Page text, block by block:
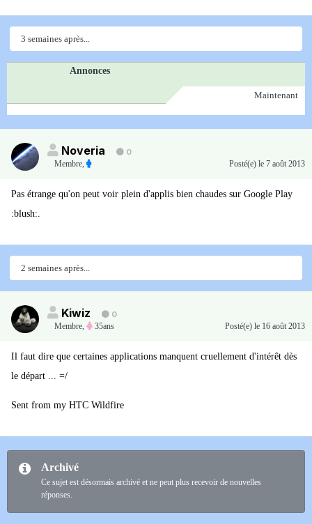
3 semaines après...
Annonces
Maintenant
Noveria
0
Membre, Posté(e) le 7 août 2013
Pas étrange qu'on peut voir plein d'applis bien chaudes sur Google Play
:blush:.
2 semaines après...
Kiwiz
0
Membre, 35ans Posté(e) le 16 août 2013
Il faut dire que certaines applications manquent cruellement d'intérêt dès
le départ ... =/
Sent from my HTC Wildfire
Archivé
Ce sujet est désormais archivé et ne peut plus recevoir de nouvelles
réponses.